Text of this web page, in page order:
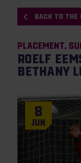
BACK TO THE
Placement
Roelf
Bethany
8
Jun